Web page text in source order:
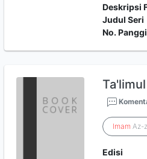
Deskripsi
Judul Seri
No.
Imam Az-
Edisi